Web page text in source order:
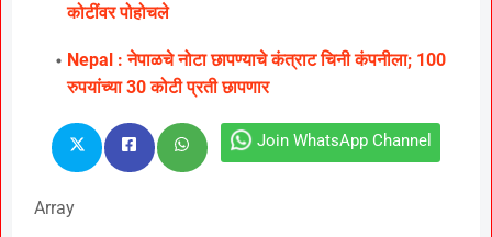
कोटींवर पोहोचले
Nepal : नेपाळचे नोटा छापण्याचे कंत्राट चिनी कंपनीला; 100
रुपयांच्या 30 कोटी प्रती छापणार
Join WhatsApp Channel
Array